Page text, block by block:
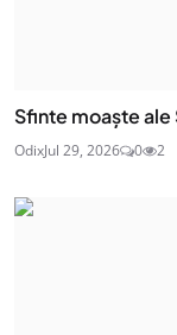
Sfinte moaşte
OdixJul 29, 2026 0 2